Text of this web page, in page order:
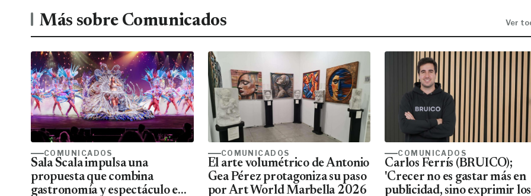
Más sobre Comunicados Ver
COMUNICADOS
Sala Scala impulsa una
propuesta que combina
gastronomía y espectáculo en
COMUNICADOS
El arte volumétrico de Antonio
Gea Pérez protagoniza su paso
por Art World Marbella 2026
COMUNICADOS
Carlos Ferrís (BRUICO);
'Crecer no es gastar más en
publicidad, sino exprimir los